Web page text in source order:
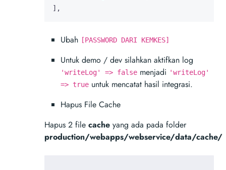
],
Ubah [PASSWORD DARI KEMKES]
Untuk demo / dev silahkan aktifkan log
'writeLog' => false menjadi 'writeLog'
=> true untuk mencatat hasil integrasi.
Hapus File Cache
Hapus 2 file cache yang ada pada folder
production/webapps/webservice/data/cache/